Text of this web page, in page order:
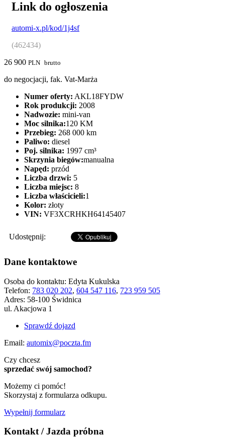
Link do ogłoszenia
automi-x.pl/kod/1j4sf
(462434)
26 900 PLN brutto
do negocjacji, fak. Vat-Marża
Numer oferty: AKL18FYDW
Rok produkcji: 2008
Nadwozie: mini-van
Moc silnika:120 KM
Przebieg: 268 000 km
Paliwo: diesel
Poj. silnika: 1997 cm³
Skrzynia biegów:manualna
Napęd: przód
Liczba drzwi: 5
Liczba miejsc: 8
Liczba właścicieli:1
Kolor: złoty
VIN: VF3XCRHKH64145407
Udostępnij:
Dane kontaktowe
Osoba do kontaktu: Edyta Kukulska
Telefon: 783 020 202, 604 547 116, 723 959 505
Adres: 58-100 Świdnica
ul. Akacjowa 1
Sprawdź dojazd
Email: automix@poczta.fm
Czy chcesz
sprzedać swój samochod?
Możemy ci pomóc!
Skorzystaj z formularza odkupu.
Wypełnij formularz
Kontakt / Jazda próbna